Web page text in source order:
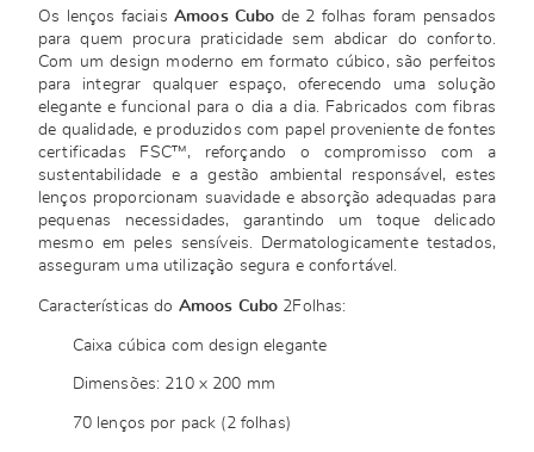
Os lenços faciais Amoos Cubo de 2 folhas foram pensados
para quem procura praticidade sem abdicar do conforto.
Com um design moderno em formato cúbico, são perfeitos
para integrar qualquer espaço, oferecendo uma solução
elegante e funcional para o dia a dia. Fabricados com fibras
de qualidade, e produzidos com papel proveniente de fontes
certificadas FSC™, reforçando o compromisso com a
sustentabilidade e a gestão ambiental responsável, estes
lenços proporcionam suavidade e absorção adequadas para
pequenas necessidades, garantindo um toque delicado
mesmo em peles sensíveis. Dermatologicamente testados,
asseguram uma utilização segura e confortável.
Características do Amoos Cubo 2Folhas:
Caixa cúbica com design elegante
Dimensões: 210 x 200 mm
70 lenços por pack (2 folhas)